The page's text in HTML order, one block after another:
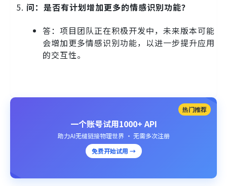
问：是否有计划增加更多的情感识别功能？
答：项目团队正在积极开发中，未来版本可能
会增加更多情感识别功能，以进一步提升应用
的交互性。
热门推荐
一个账号试用1000+ API
助力AI无缝链接物理世界 · 无需多次注册
免费开始试用 →